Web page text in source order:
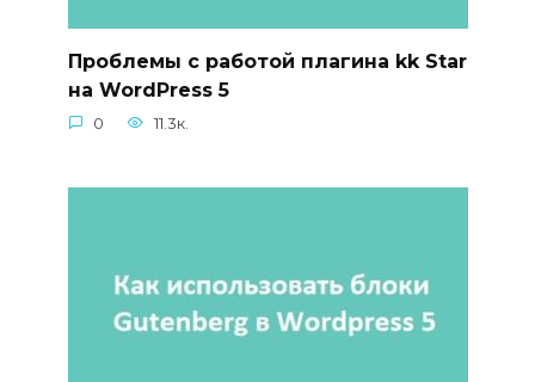
Проблемы с работой плагина kk Star
на WordPress 5
0 11.3к.